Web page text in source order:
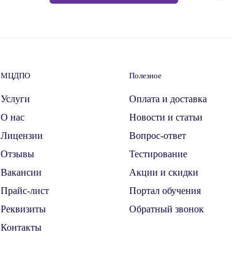
МЦДПО
Услуги
О нас
Лицензии
Отзывы
Вакансии
Прайс-лист
Реквизиты
Контакты
Полезное
Оплата и доставка
Новости и статьи
Вопрос-ответ
Тестирование
Акции и скидки
Портал обучения
Обратный звонок